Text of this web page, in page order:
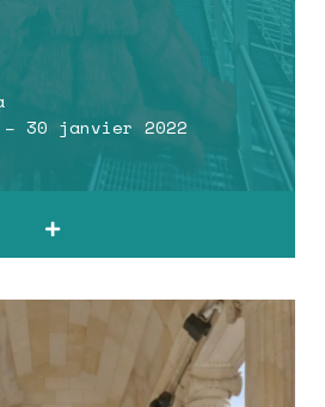
30 janvier 2022